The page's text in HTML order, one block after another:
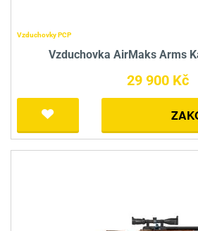
Vzduchovky PCP
Vzduchovka AirMaks Arms
29 900 Kč